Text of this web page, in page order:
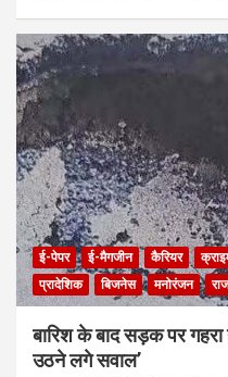
ई-पेपर ई-मैगजीन कैरियर
प्रादेशिक
बिजनेस मनोरंजन
बारिश के बाद सड़क पर गहरा
उठने लगे सवाल’